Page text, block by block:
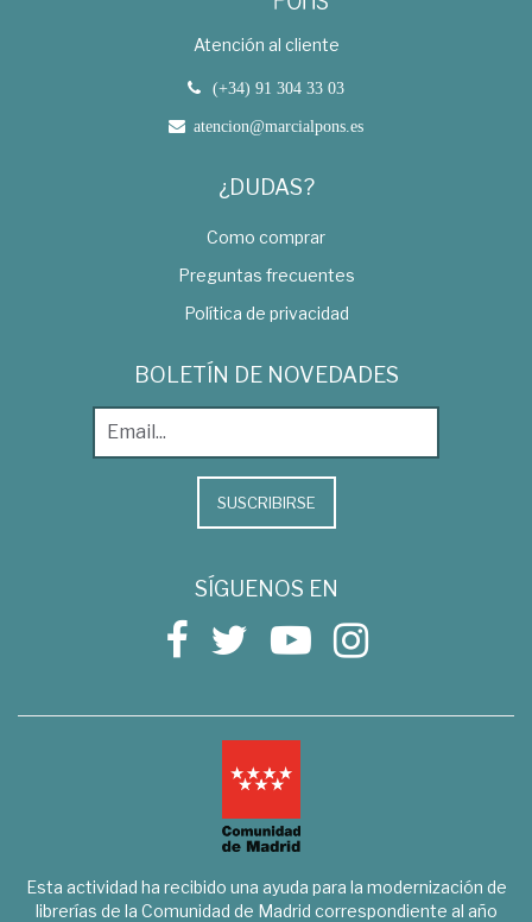
Atención al cliente
(+34) 91 304 33 03
atencion@marcialpons.es
¿DUDAS?
Como comprar
Preguntas frecuentes
Política de privacidad
BOLETÍN DE NOVEDADES
SUSCRIBIRSE
SÍGUENOS EN
Esta actividad ha recibido una ayuda para la modernización de
librerías de la Comunidad de Madrid correspondiente al año